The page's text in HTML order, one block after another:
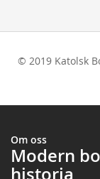
© 2019 Katolsk
Om oss
Modern
historia